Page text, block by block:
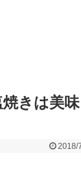
きは美
2018/